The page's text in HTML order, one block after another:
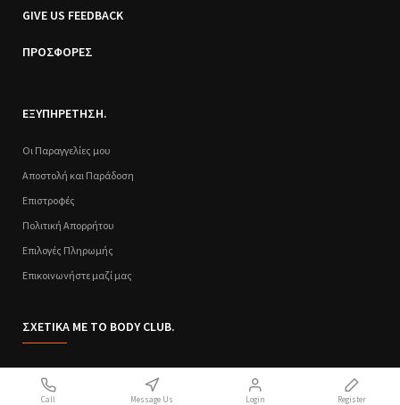
GIVE US FEEDBACK
ΠΡΟΣΦΟΡΕΣ
ΕΞΥΠΗΡΕΤΗΣΗ.
Οι Παραγγελίες μου
Αποστολή και Παράδοση
Επιστροφές
Πολιτική Απορρήτου
Επιλογές Πληρωμής
Επικοινωνήστε μαζί μας
ΣΧΕΤΙΚΑ ΜΕ ΤΟ BODY CLUB.
Call Message Us Login Register